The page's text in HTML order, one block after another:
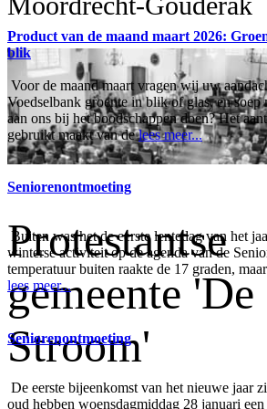
Protestantse
gemeente 'De
Stroom'
Product van de maand maart 2026:
blik
Voor de maand maart vragen wij uw
Voedselbank groente in blik of glas, en soep
aan ons bij het boodschappen doen? Het
gebruikt maakt van delees meer...
Seniorenontmoeting
Buiten was het de eerste lentedag van het
winterse activiteit op de agenda van de
temperatuur buiten raakte de 17 graden,
lees meer...
Seniorenontmoeting
De eerste bijeenkomst van het nieuwe jaar
oud hebben woensdagmiddag 28 januari